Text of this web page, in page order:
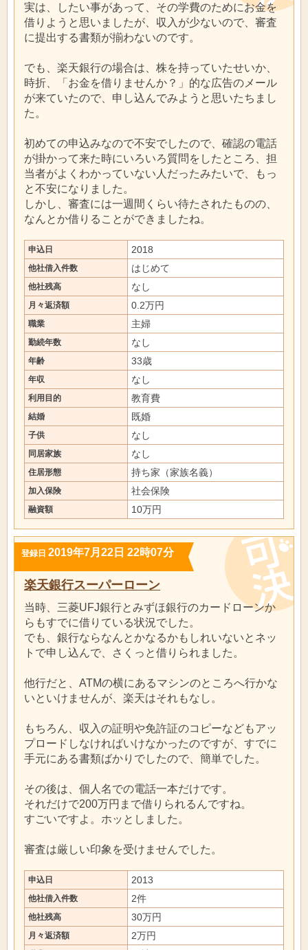
実は、したい事があって、その学費のためにお金を
借りようと思いましたが、収入が少ないので、審査
に提出する書類が揃わないのです。
でも、楽天銀行の場合は、株を持っていたせいか、
時折、「お金を借りませんか？」的な広告のメール
が来ていたので、申し込んでみようと思いたちまし
た。
初めての申込みなので不安でしたので、確認の電話
が掛かって来た時にいろいろ質問をしたところ、担
当者がよくわかっていない人だったみたいで、もっ
と不安になりました。
しかし、審査には一週間くらい待たされたものの、
なんとか借りることができましたね。
申込日 2018
他社借入件数 はじめて
他社残高 なし
月々返済額 0.2万円
職業 主婦
勤続年数 なし
年齢 33歳
年収 なし
利用目的 教育費
結婚 既婚
子供 なし
同居家族 なし
住居形態 持ち家（家族名義）
加入保険 社会保険
融資額 10万円
登録日 2019年7月22日 22時07分
楽天銀行スーパーローン
当時、三菱UFJ銀行とみずほ銀行のカードローンか
らもすでに借りている状況でした。
でも、銀行ならなんとかなるかもしれいないとネッ
トで申し込んで、さくっと借りられました。
他行だと、ATMの横にあるマシンのところへ行かな
いといけませんが、楽天はそれもなし。
もちろん、収入の証明や免許証のコピーなどもアッ
プロードしなければいけなかったのですが、すでに
手元にある書類ばかりでしたので、簡単でした。
その後は、個人名での電話一本だけです。
それだけで200万円まで借りられるんですね。
すごいですよ。ホッとしました。
審査は厳しい印象を受けませんでした。
申込日 2013
他社借入件数 2件
他社残高 30万円
月々返済額 2万円